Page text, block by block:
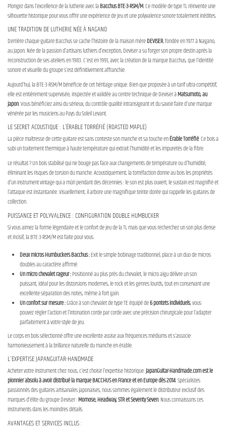
Plongez dans l'excellence de la lutherie avec laBacchus BTE-3-RSM/M. Ce modèle de type TL réinvente une
silhouette historique pour vous offrir une expérience de jeu et une polyvalence sonore totalement inédites.
UNE TRADITION DE LUTHERIE NÉE À NAGANO
Derrière chaque guitare Bacchus se cache l’histoire de la maison mèreDEVISER, fondée en 1977 à Nagano,
au Japon. Née de la passion d’artisans luthiers d’exception, Deviser a su forger son propre destin après la
reconstruction de ses ateliers en 1983. C'est en 1991, avec la création de la marque Bacchus, que l'identité
sonore et visuelle du groupe s'est définitivement affranchie.
Aujourd'hui, la BTE-3-RSM/M bénéficie de cet héritage unique. Bien que proposée à un tarif ultra-compétitif,
elle est entièrement supervisée, inspectée et validée au centre technique de Deviser àMatsumoto, au
Japon. Vous bénéficiez ainsi du sérieux, du contrôle qualité intransigeant et du savoir-faire d'une marque
vénérée par les musiciens au Pays du Soleil Levant.
LE SECRET ACOUSTIQUE : L’ÉRABLE TORRÉFIÉ (ROASTED MAPLE)
La pièce maîtresse de cette guitare est sans conteste son manche et sa touche enÉrable Torréfié. Ce bois a
subi un traitement thermique à haute température qui extrait l'humidité et les impuretés de la fibre.
Le résultat ? Un bois stabilisé qui ne bouge pas face aux changements de température ou d'humidité,
éliminant les risques de torsion du manche. Acoustiquement, la torréfaction donne au bois les propriétés
d'un instrument vintage qui a mûri pendant des décennies : le son est plus ouvert, le sustain est magnifié et
l'attaque est instantanée. Visuellement, il arbore une magnifique teinte dorée qui rappelle les guitares de
collection.
PUISSANCE ET POLYVALENCE : CONFIGURATION DOUBLE HUMBUCKER
Si vous aimez la forme légendaire et le confort de jeu de la TL mais que vous recherchez un son plus dense
et incisif, la BTE-3-RSM/M est faite pour vous.
Deux micros Humbuckers Bacchus :Exit le simple bobinage traditionnel, place à un duo de micros
doubles au caractère affirmé.
Un micro chevalet rageur :Positionné au plus près du chevalet, le micro aigu délivre un son
puissant, idéal pour les distorsions modernes, le rock et les genres lourds, tout en conservant une
excellente séparation des notes, même à fort gain.
Un confort sur mesure :Grâce à son chevalet de type TE équipé de6 pontets individuels, vous
pouvez régler l'action et l'intonation corde par corde avec une précision chirurgicale pour l'adapter
parfaitement à votre style de jeu.
Le corps en bois sélectionné offre une excellente assise aux fréquences médiums et s'associe
harmonieusement à la brillance naturelle du manche en érable.
L'EXPERTISE JAPANGUITAR-HANDMADE
Acheter votre instrument chez nous, c'est choisir l'expertise historique.JapanGuitar-Handmade.com est le
pionnier absolu à avoir distribué la marque BACCHUS en France et en Europe dès 2014. Spécialistes
passionnés des guitares artisanales japonaises, nous sommes également le distributeur exclusif des
marques d’élite du groupe Deviser : Momose, Headway, STR et Seventy Seven. Nous connaissons ces
instruments dans les moindres détails.
AVANTAGES ET SERVICES INCLUS :